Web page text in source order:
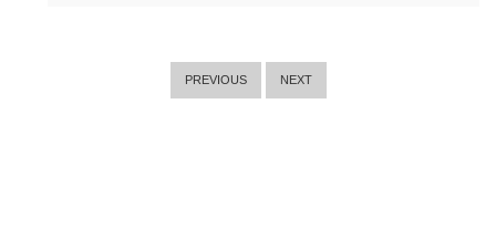
PREVIOUS NEXT